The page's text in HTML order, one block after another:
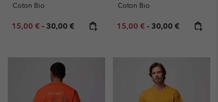
Coton Bio
Minimum sale price:
15,00 € - Maximum price:
30,00 €
Coton Bio
Minimum sale price:
15,00 € - Maximum price:
30,00 €